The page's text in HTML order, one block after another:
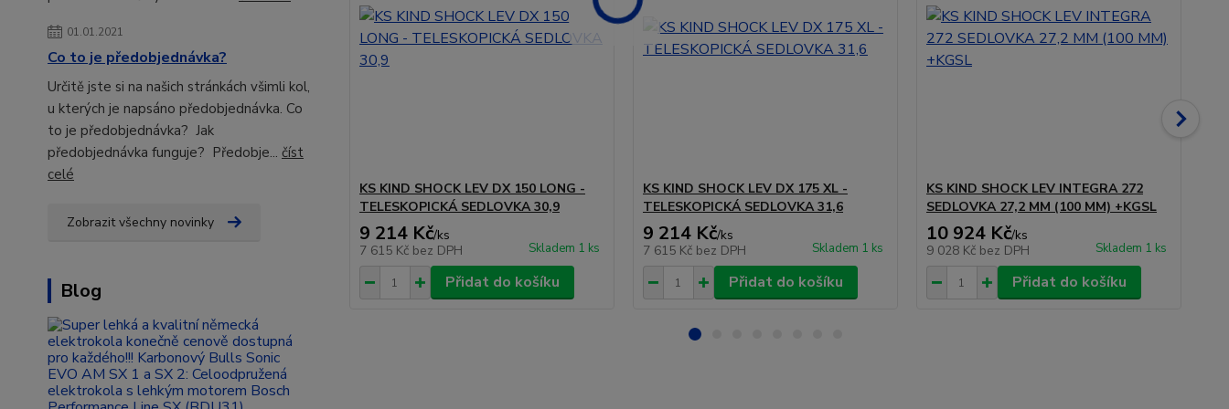
01.01.2021
Co to je předobjednávka?
Určitě jste si na našich stránkách všimli kol,
u kterých je napsáno předobjednávka. Co
to je předobjednávka? Jak
předobjednávka funguje? Předobje... číst
celé
Zobrazit všechny novinky
Blog
KS KIND SHOCK LEV DX 150 LONG -
TELESKOPICKÁ SEDLOVKA 30,9
9 214 Kč/ks
7 615 Kč bez DPH Skladem 1 ks
Přidat do košíku
KS KIND SHOCK LEV DX 175 XL -
TELESKOPICKÁ SEDLOVKA 31,6
9 214 Kč/ks
7 615 Kč bez DPH Skladem 1 ks
Přidat do košíku
KS KIND SHOCK LEV INTEGRA 272
SEDLOVKA 27,2 MM (100 MM) +KGSL
10 924 Kč/ks
9 028 Kč bez DPH Skladem 1 ks
Přidat do košíku